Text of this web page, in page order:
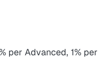
per Advanced, 1% per